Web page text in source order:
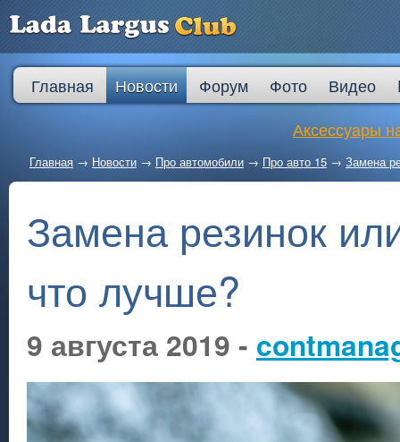
Главная Новости Форум Фото Видео
Аксессуары
Главная → Новости → Про автомобили → Про авто 15 → Замена
Замена резинок
что лучше?
9 августа 2019 -